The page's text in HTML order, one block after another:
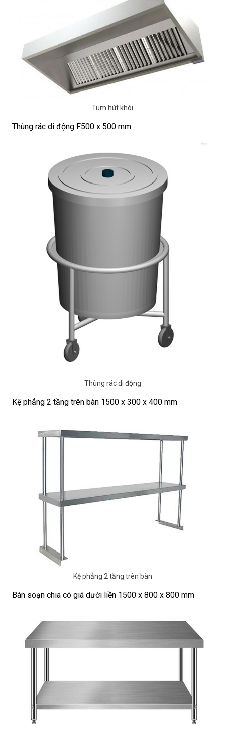
Tum hút khói
Thùng rác di động F500 x 500 mm
Thùng rác di động
Kệ phẳng 2 tầng trên bàn 1500 x 300 x 400 mm
Kệ phẳng 2 tầng trên bàn
Bàn soạn chia có giá dưới liền 1500 x 800 x 800 mm